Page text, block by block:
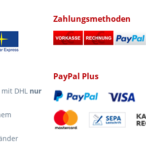
DHL nur
Zahlungsmethoden
PayPal Plus